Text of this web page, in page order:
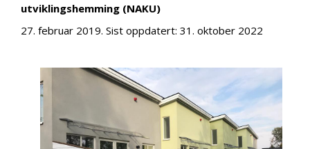
utviklingshemming (NAKU)
27. februar 2019. Sist oppdatert: 31. oktober 2022